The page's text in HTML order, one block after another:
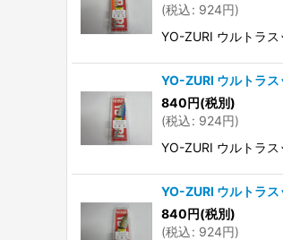
(税込: 924円)
YO-ZURI ウルトラ
YO-ZURI ウルトラ
840円(税別)
(税込: 924円)
YO-ZURI ウルトラ
YO-ZURI ウルトラ
840円(税別)
(税込: 924円)